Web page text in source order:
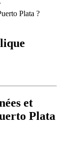
Plata ?
et
Plata